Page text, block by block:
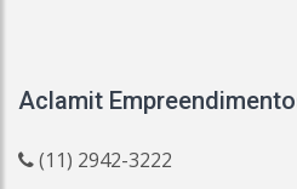
Aclamit
(11) 2942-3222